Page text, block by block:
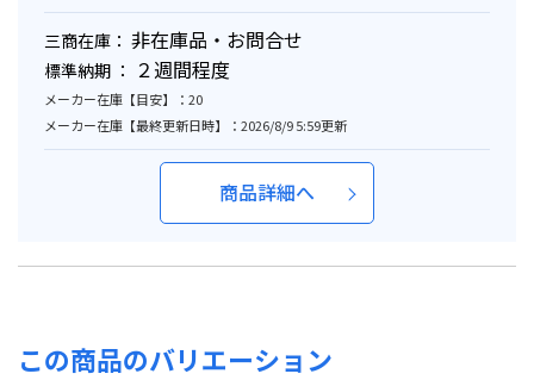
三商在庫： 非在庫品・お問合せ
標準納期 ： ２週間程度
メーカー在庫【目安】：20
メーカー在庫【最終更新日時】：2026/8/9 5:59更新
商品詳細へ
この商品のバリエーション